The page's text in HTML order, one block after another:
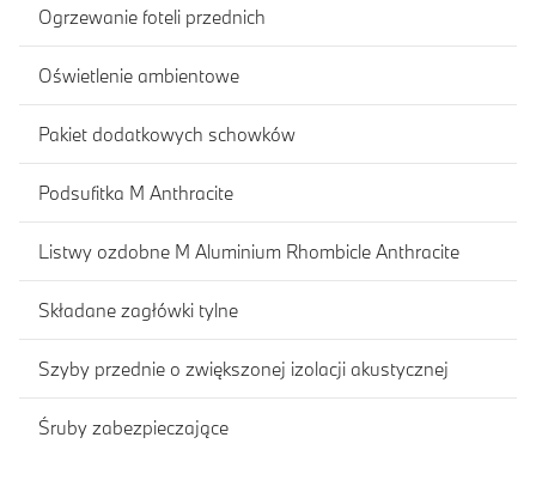
Ogrzewanie foteli przednich
Oświetlenie ambientowe
Pakiet dodatkowych schowków
Podsufitka M Anthracite
Listwy ozdobne M Aluminium Rhombicle Anthracite
Składane zagłówki tylne
Szyby przednie o zwiększonej izolacji akustycznej
Śruby zabezpieczające